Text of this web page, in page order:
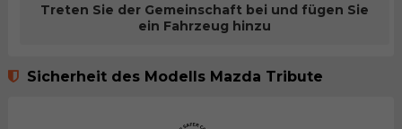
Treten Sie der Gemeinschaft bei und fügen Sie
ein Fahrzeug hinzu
Sicherheit des Modells Mazda Tribute